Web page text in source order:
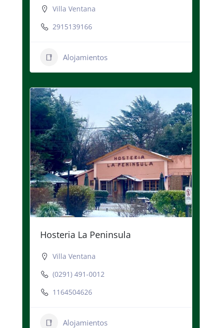
Villa Ventana
2915139166
Alojamientos
Hosteria La Peninsula
Villa Ventana
(0291) 491-0012
1164504626
Alojamientos